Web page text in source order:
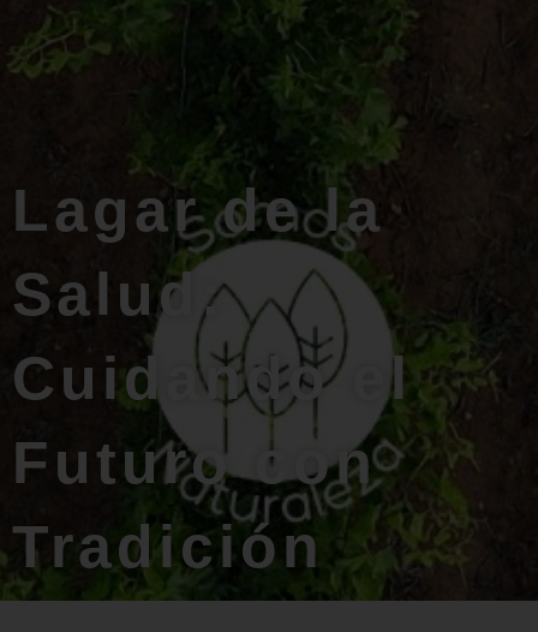
Lagar de la
Salud:
Cuidando el
Futuro con
Tradición